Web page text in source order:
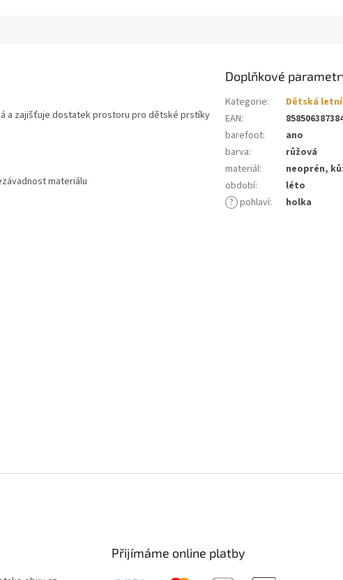
a zajišťuje dostatek prostoru pro dětské prstíky
materiálu
Doplňkové
Kategorie:
Dětská
EAN:
barefoot:
ano
barva:
růžová
materiál:
neoprén,
období:
léto
? pohlaví: holka
Přijímáme online platby